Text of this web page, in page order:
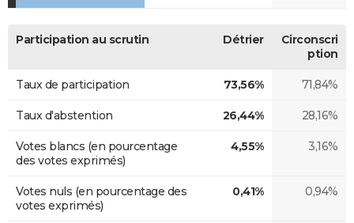
Participation au scrutin Détrier
Circonscri
ption
Taux de participation 73,56% 71,84%
Taux d'abstention 26,44% 28,16%
Votes blancs (en pourcentage
des votes exprimés)
4,55% 3,16%
Votes nuls (en pourcentage des
votes exprimés)
0,41% 0,94%